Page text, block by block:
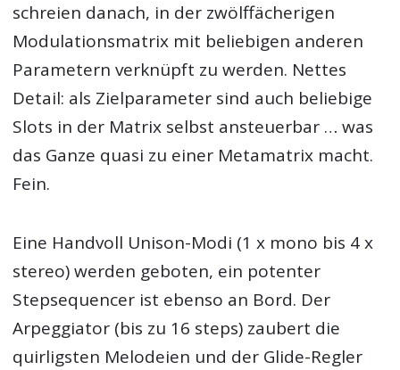
schreien danach, in der zwölffächerigen
Modulationsmatrix mit beliebigen anderen
Parametern verknüpft zu werden. Nettes
Detail: als Zielparameter sind auch beliebige
Slots in der Matrix selbst ansteuerbar … was
das Ganze quasi zu einer Metamatrix macht.
Fein.
Eine Handvoll Unison-Modi (1 x mono bis 4 x
stereo) werden geboten, ein potenter
Stepsequencer ist ebenso an Bord. Der
Arpeggiator (bis zu 16 steps) zaubert die
quirligsten Melodeien und der Glide-Regler